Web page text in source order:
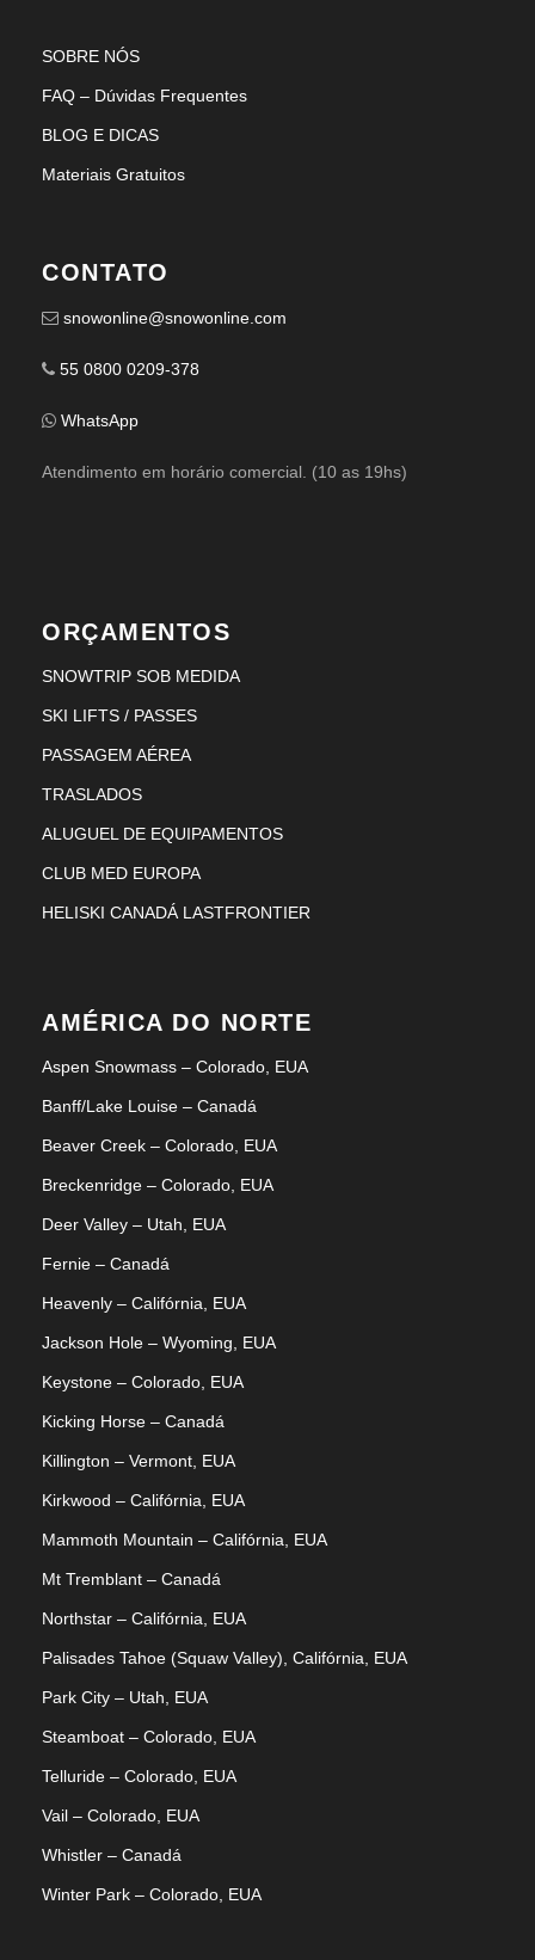
SOBRE NÓS
FAQ – Dúvidas Frequentes
BLOG E DICAS
Materiais Gratuitos
CONTATO
snowonline@snowonline.com
55 0800 0209-378
WhatsApp
Atendimento em horário comercial. (10 as 19hs)
ORÇAMENTOS
SNOWTRIP SOB MEDIDA
SKI LIFTS / PASSES
PASSAGEM AÉREA
TRASLADOS
ALUGUEL DE EQUIPAMENTOS
CLUB MED EUROPA
HELISKI CANADÁ LASTFRONTIER
AMÉRICA DO NORTE
Aspen Snowmass – Colorado, EUA
Banff/Lake Louise – Canadá
Beaver Creek – Colorado, EUA
Breckenridge – Colorado, EUA
Deer Valley – Utah, EUA
Fernie – Canadá
Heavenly – Califórnia, EUA
Jackson Hole – Wyoming, EUA
Keystone – Colorado, EUA
Kicking Horse – Canadá
Killington – Vermont, EUA
Kirkwood – Califórnia, EUA
Mammoth Mountain – Califórnia, EUA
Mt Tremblant – Canadá
Northstar – Califórnia, EUA
Palisades Tahoe (Squaw Valley), Califórnia, EUA
Park City – Utah, EUA
Steamboat – Colorado, EUA
Telluride – Colorado, EUA
Vail – Colorado, EUA
Whistler – Canadá
Winter Park – Colorado, EUA